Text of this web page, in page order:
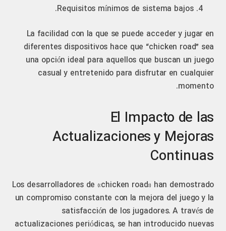
Requisitos mínimos de sistema bajos.
La facilidad con la que se puede acceder y jugar en
diferentes dispositivos hace que “chicken road” sea
una opción ideal para aquellos que buscan un juego
casual y entretenido para disfrutar en cualquier
momento.
El Impacto de las
Actualizaciones y Mejoras
Continuas
Los desarrolladores de «chicken road» han demostrado
un compromiso constante con la mejora del juego y la
satisfacción de los jugadores. A través de
actualizaciones periódicas, se han introducido nuevas